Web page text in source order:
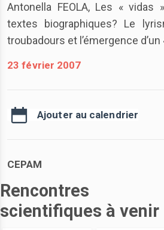
Antonella FEOLA, Les « vidas
textes biographiques? Le
troubadours et l’émergence d’un
23 février 2007
Ajouter au calendrier
CEPAM
Rencontres
scientifiques à venir